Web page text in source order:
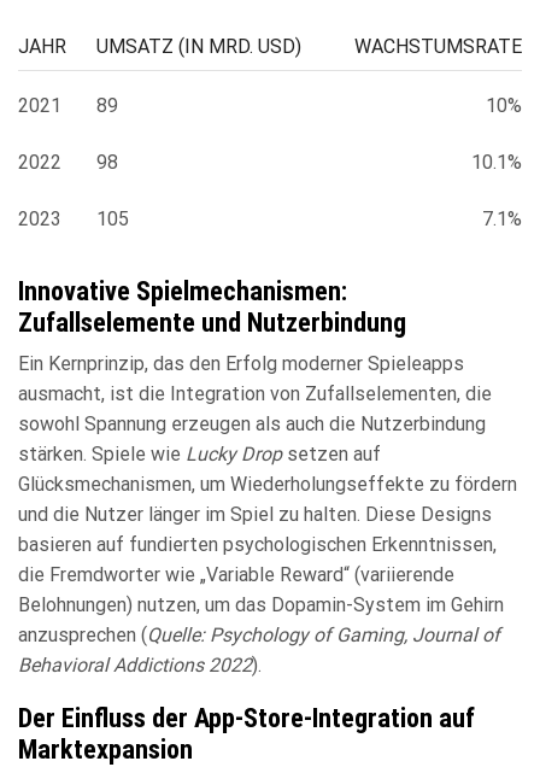
JAHR UMSATZ (IN MRD. USD) WACHSTUMSRATE
2021 89 10%
2022 98 10.1%
2023 105 7.1%
Innovative Spielmechanismen:
Zufallselemente und Nutzerbindung
Ein Kernprinzip, das den Erfolg moderner Spieleapps
ausmacht, ist die Integration von Zufallselementen, die
sowohl Spannung erzeugen als auch die Nutzerbindung
stärken. Spiele wie Lucky Dropsetzen auf
Glücksmechanismen, um Wiederholungseffekte zu fördern
und die Nutzer länger im Spiel zu halten. Diese Designs
basieren auf fundierten psychologischen Erkenntnissen,
die Fremdworter wie „Variable Reward“ (variierende
Belohnungen) nutzen, um das Dopamin-System im Gehirn
anzusprechen (Quelle: Psychology of Gaming, Journal of
Behavioral Addictions 2022).
Der Einfluss der App-Store-Integration auf
Marktexpansion